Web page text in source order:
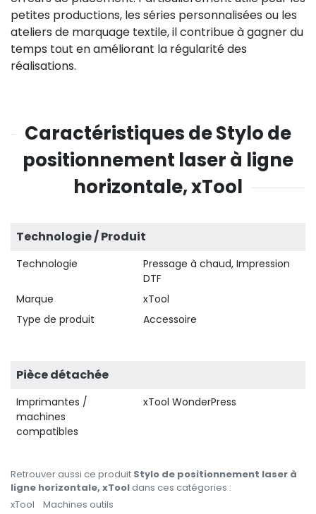
petites productions, les séries personnalisées ou les
ateliers de marquage textile, il contribue à gagner du
temps tout en améliorant la régularité des
réalisations.
Caractéristiques de Stylo de
positionnement laser à ligne
horizontale, xTool
Technologie / Produit
Technologie
Pressage à chaud, Impression
DTF
Marque
xTool
Type de produit
Accessoire
Pièce détachée
Imprimantes /
machines
compatibles
xTool WonderPress
Retrouver aussi ce produit Stylo de positionnement laser à
ligne horizontale, xTooldans ces catégories :
xTool
Machines outils